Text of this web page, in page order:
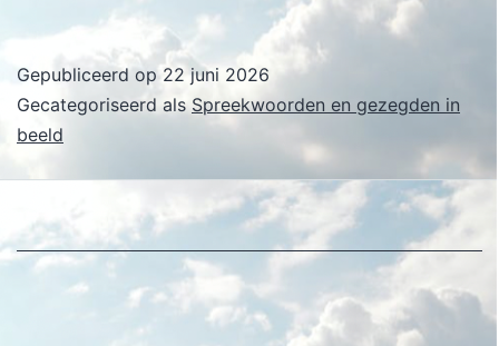
Gepubliceerd op22 juni 2026
Gecategoriseerd als Spreekwoorden en gezegden in
beeld